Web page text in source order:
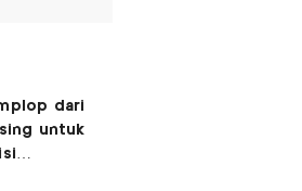
dari
untuk